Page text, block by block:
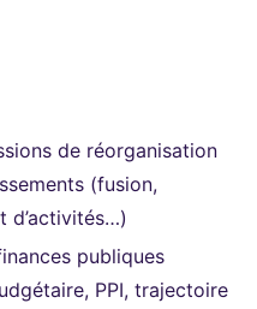
de réorganisation
(fusion,
d’activités…)
publiques
PPI, trajectoire